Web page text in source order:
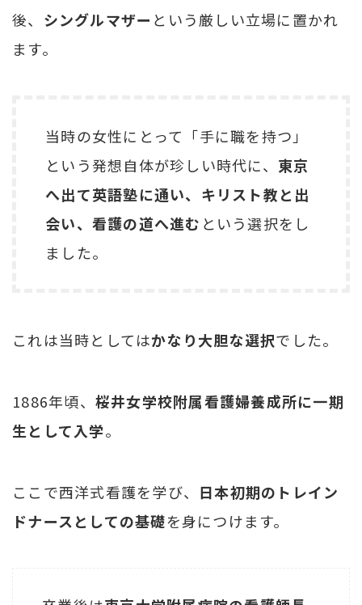
後、 シングルマザー という厳しい立場に置かれ
ます。
当時の女性にとって「手に職を持つ」
という発想自体が珍しい時代に、 東京
へ出て英語塾に通い、キリスト教と出
会い、看護の道へ進む という選択をし
ました。
これは当時としてはかなり大胆な選択でした。
1886年頃、 桜井女学校附属看護婦養成所に一期
生として入学。
ここで西洋式看護を学び、 日本初期のトレイン
ドナースとしての基礎を身につけます。